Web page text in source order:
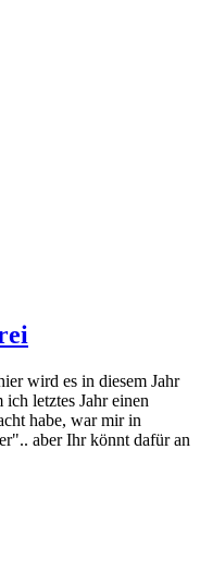
wird es in diesem Jahr
letztes Jahr einen
habe, war mir in
aber Ihr könnt dafür an